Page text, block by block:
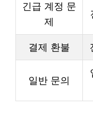
긴급 계정 문
제
결제 환불
일반 문의